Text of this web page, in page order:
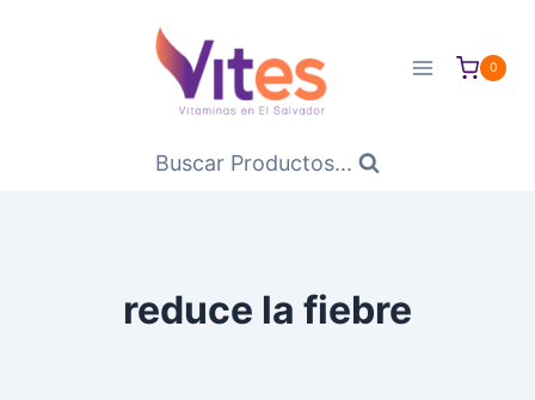
0
Buscar Productos...
reduce la fiebre